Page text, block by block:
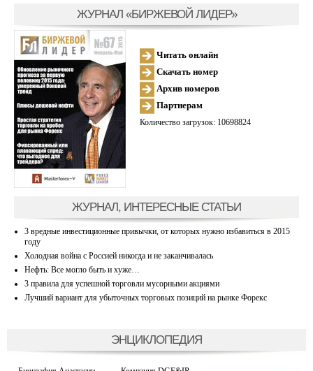
ЖУРНАЛ «БИРЖЕВОЙ ЛИДЕР»
Читать онлайн
Скачать номер
Архив номеров
Партнерам
Количество загрузок: 10698824
ЖУРНАЛ, ИНТЕРЕСНЫЕ СТАТЬИ
3 вредные инвестиционные привычки, от которых нужно избавиться в 2015
году
Холодная война с Россией никогда и не заканчивалась
Нефть: Все могло быть и хуже…
3 правила для успешной торговли мусорными акциями
Лучший вариант для убыточных торговых позиций на рынке Форекс
ЭНЦИКЛОПЕДИЯ